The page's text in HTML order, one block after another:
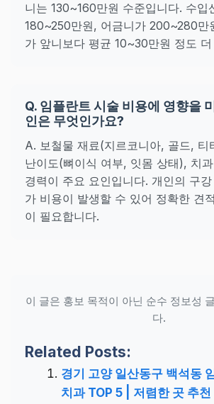
니는 130~160만원 수준입니다. 수입
180~250만원, 어금니가 200~280만
가 앞니보다 평균 10~30만원 정도
Q. 임플란트 시술 비용에 영향을
인은 무엇인가요?
A. 보철물 재료(지르코니아, 골드, 티
난이도(뼈이식 여부, 잇몸 상태), 치
경력이 주요 요인입니다. 개인의 구
가 비용이 발생할 수 있어 정확한 견
이 필요합니다.
이 글은 홍보 목적이 아닌 순수 정보성
다.
Related Posts:
경기 고양 일산동구 백석동
치과 TOP 5 | 저렴한 곳 추천